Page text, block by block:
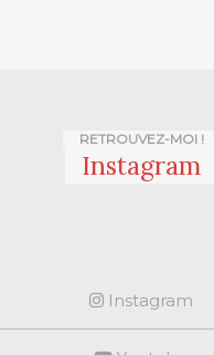
RETROUVEZ-MOI !
Instagram
Instagram